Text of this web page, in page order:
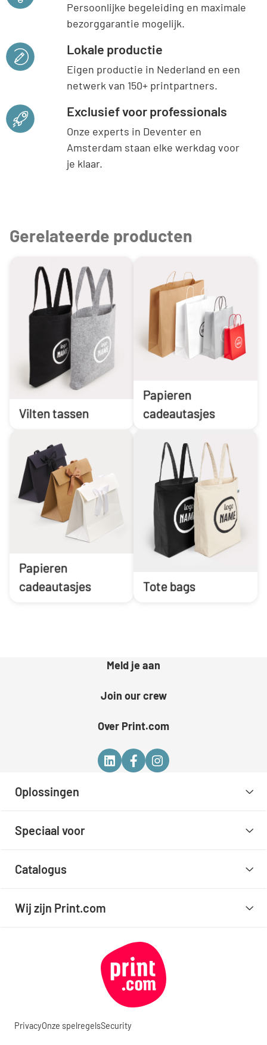
Persoonlijke begeleiding en maximale
bezorggarantie mogelijk.
Lokale productie
Eigen productie in Nederland en een
netwerk van 150+ printpartners.
Exclusief voor professionals
Onze experts in Deventer en
Amsterdam staan elke werkdag voor
je klaar.
Gerelateerde producten
Vilten tassen
Papieren
cadeautasjes
Papieren
cadeautasjes
Tote bags
Meld je aan
Join our crew
Over Print.com
Oplossingen
Speciaal voor
Catalogus
Wij zijn Print.com
PrivacyOnze spelregelsSecurity